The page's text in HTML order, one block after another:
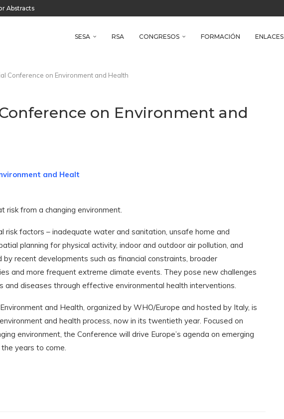
y VIII Congreso Iberoamericano de Salud Ambiental
SESA
RSA CONGRESOS FORMACIÓN ENLACES
Conference on Environment and Health
on Environment and
and Healt
risk from a changing environment.
risk factors – inadequate water and sanitation, unsafe home and
planning for physical activity, indoor and outdoor air pollution, and
by recent developments such as financial constraints, broader
and more frequent extreme climate events. They pose new challenges
diseases through effective environmental health interventions.
and Health, organized by WHO/Europe and hosted by Italy, is
and health process, now in its twentieth year. Focused on
environment, the Conference will drive Europe’s agenda on emerging
years to come.